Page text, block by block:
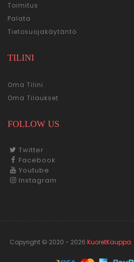
Toimitus
Palata
Tietosuojakäytäntö
TILINI
Oma Tilini
Oma Tilaukset
FOLLOW US
Twitter
Facebook
Youtube
Instagram
Copyright © 2020 - 2026 KuoretKauppa.